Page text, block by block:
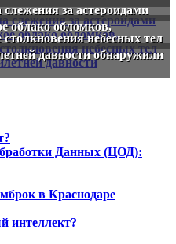
за астероидами
облако обломков,
столкновения небесных тел
давности обнаружили
Данных (ЦОД):
в Краснодаре
интеллект?